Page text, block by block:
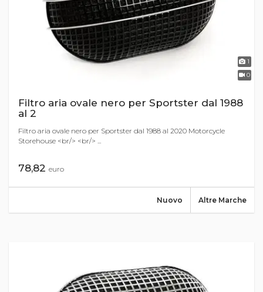
1
0
Filtro aria ovale nero per Sportster dal 1988
al 2
Filtro aria ovale nero per Sportster dal 1988 al 2020 Motorcycle
Storehouse <br/> <br/> ...
78,82 euro
Altre Marche
Nuovo